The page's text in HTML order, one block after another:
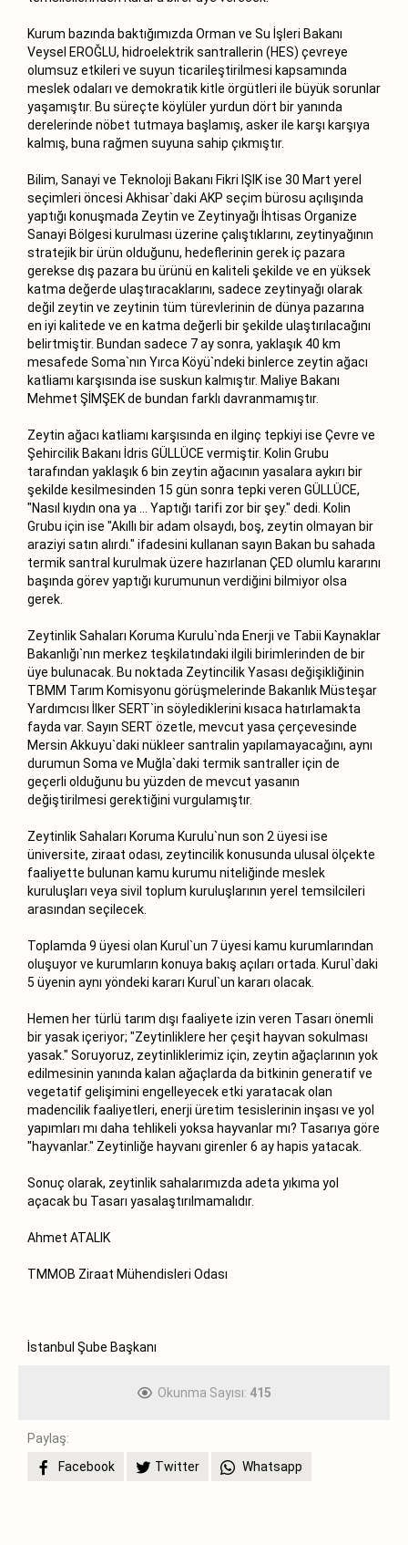
Kurum bazında baktığımızda Orman ve Su İşleri Bakanı
Veysel EROĞLU, hidroelektrik santrallerin (HES) çevreye
olumsuz etkileri ve suyun ticarileştirilmesi kapsamında
meslek odaları ve demokratik kitle örgütleri ile büyük sorunlar
yaşamıştır. Bu süreçte köylüler yurdun dört bir yanında
derelerinde nöbet tutmaya başlamış, asker ile karşı karşıya
kalmış, buna rağmen suyuna sahip çıkmıştır.
Bilim, Sanayi ve Teknoloji Bakanı Fikri IŞIK ise 30 Mart yerel
seçimleri öncesi Akhisar`daki AKP seçim bürosu açılışında
yaptığı konuşmada Zeytin ve Zeytinyağı İhtisas Organize
Sanayi Bölgesi kurulması üzerine çalıştıklarını, zeytinyağının
stratejik bir ürün olduğunu, hedeflerinin gerek iç pazara
gerekse dış pazara bu ürünü en kaliteli şekilde ve en yüksek
katma değerde ulaştıracaklarını, sadece zeytinyağı olarak
değil zeytin ve zeytinin tüm türevlerinin de dünya pazarına
en iyi kalitede ve en katma değerli bir şekilde ulaştırılacağını
belirtmiştir. Bundan sadece 7 ay sonra, yaklaşık 40 km
mesafede Soma`nın Yırca Köyü`ndeki binlerce zeytin ağacı
katliamı karşısında ise suskun kalmıştır. Maliye Bakanı
Mehmet ŞİMŞEK de bundan farklı davranmamıştır.
Zeytin ağacı katliamı karşısında en ilginç tepkiyi ise Çevre ve
Şehircilik Bakanı İdris GÜLLÜCE vermiştir. Kolin Grubu
tarafından yaklaşık 6 bin zeytin ağacının yasalara aykırı bir
şekilde kesilmesinden 15 gün sonra tepki veren GÜLLÜCE,
"Nasıl kıydın ona ya … Yaptığı tarifi zor bir şey." dedi. Kolin
Grubu için ise "Akıllı bir adam olsaydı, boş, zeytin olmayan bir
araziyi satın alırdı." ifadesini kullanan sayın Bakan bu sahada
termik santral kurulmak üzere hazırlanan ÇED olumlu kararını
başında görev yaptığı kurumunun verdiğini bilmiyor olsa
gerek.
Zeytinlik Sahaları Koruma Kurulu`nda Enerji ve Tabii Kaynaklar
Bakanlığı`nın merkez teşkilatındaki ilgili birimlerinden de bir
üye bulunacak. Bu noktada Zeytincilik Yasası değişikliğinin
TBMM Tarım Komisyonu görüşmelerinde Bakanlık Müsteşar
Yardımcısı İlker SERT`in söylediklerini kısaca hatırlamakta
fayda var. Sayın SERT özetle, mevcut yasa çerçevesinde
Mersin Akkuyu`daki nükleer santralin yapılamayacağını, aynı
durumun Soma ve Muğla`daki termik santraller için de
geçerli olduğunu bu yüzden de mevcut yasanın
değiştirilmesi gerektiğini vurgulamıştır.
Zeytinlik Sahaları Koruma Kurulu`nun son 2 üyesi ise
üniversite, ziraat odası, zeytincilik konusunda ulusal ölçekte
faaliyette bulunan kamu kurumu niteliğinde meslek
kuruluşları veya sivil toplum kuruluşlarının yerel temsilcileri
arasından seçilecek.
Toplamda 9 üyesi olan Kurul`un 7 üyesi kamu kurumlarından
oluşuyor ve kurumların konuya bakış açıları ortada. Kurul`daki
5 üyenin aynı yöndeki kararı Kurul`un kararı olacak.
Hemen her türlü tarım dışı faaliyete izin veren Tasarı önemli
bir yasak içeriyor; "Zeytinliklere her çeşit hayvan sokulması
yasak." Soruyoruz, zeytinliklerimiz için, zeytin ağaçlarının yok
edilmesinin yanında kalan ağaçlarda da bitkinin generatif ve
vegetatif gelişimini engelleyecek etki yaratacak olan
madencilik faaliyetleri, enerji üretim tesislerinin inşası ve yol
yapımları mı daha tehlikeli yoksa hayvanlar mı? Tasarıya göre
"hayvanlar." Zeytinliğe hayvanı girenler 6 ay hapis yatacak.
Sonuç olarak, zeytinlik sahalarımızda adeta yıkıma yol
açacak bu Tasarı yasalaştırılmamalıdır.
Ahmet ATALIK
TMMOB Ziraat Mühendisleri Odası
İstanbul Şube Başkanı
Okunma Sayısı: 415
Paylaş:
Facebook
Twitter Whatsapp